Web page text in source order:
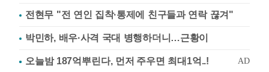
전현무 "전 연인 집착·통제에 친구들과 연락 끊겨"
박민하, 배우·사격 국대 병행하더니…근황이